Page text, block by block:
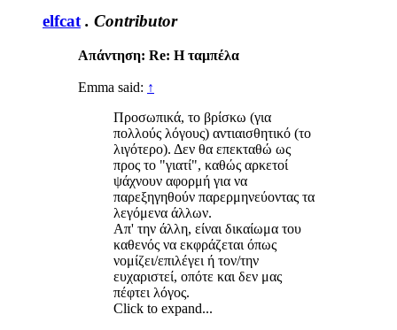
elfcat . Contributor
Απάντηση: Re: Η ταμπέλα
Emma said: ↑
Προσωπικά, το βρίσκω (για
πολλούς λόγους) αντιαισθητικό (το
λιγότερο). Δεν θα επεκταθώ ως
προς το "γιατί", καθώς αρκετοί
ψάχνουν αφορμή για να
παρεξηγηθούν παρερμηνεύοντας τα
λεγόμενα άλλων.
Απ' την άλλη, είναι δικαίωμα του
καθενός να εκφράζεται όπως
νομίζει/επιλέγει ή τον/την
ευχαριστεί, οπότε και δεν μας
πέφτει λόγος.
Click to expand...